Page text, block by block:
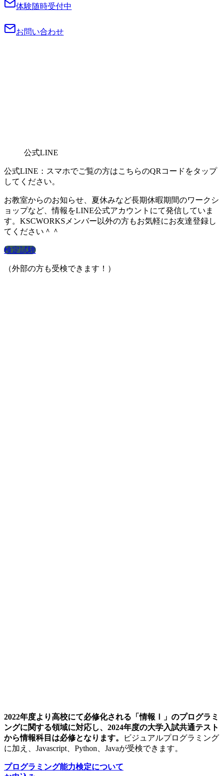
体験随時受付中
お問い合わせ
公式LINE
公式LINE：スマホでご覧の方はこちらのQRコードをタップ
してください。
お教室からのお知らせ、夏休みなど長期休暇期間のワークシ
ョップなど、情報をLINE公式アカウントにて発信していま
す。KSCWORKSメンバー以外の方もお気軽にお友達登録し
てください＾＾
検定試験
（外部の方も受検できます！）
2022年度より高校にて必修化される「情報Ⅰ」のプログラミ
ングに関する領域に対応し、2024年度の大学入試共通テスト
から情報科目は必修となります。
ビジュアルプログラミング
に加え、Javascript、Python、Javaが受検できます。
プログラミング能力検定について